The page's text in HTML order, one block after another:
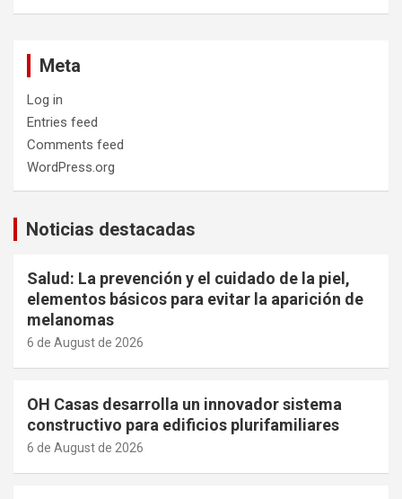
Meta
Log in
Entries feed
Comments feed
WordPress.org
Noticias destacadas
Salud: La prevención y el cuidado de la piel,
elementos básicos para evitar la aparición de
melanomas
6 de August de 2026
OH Casas desarrolla un innovador sistema
constructivo para edificios plurifamiliares
6 de August de 2026